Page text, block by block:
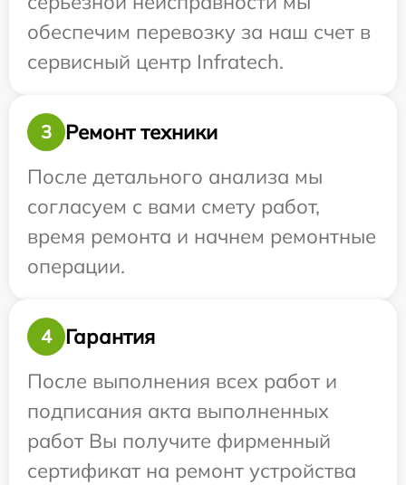
обеспечим перевозку за наш счет в
сервисный центр Infratech.
3
Ремонт техники
После детального анализа мы
согласуем с вами смету работ,
время ремонта и начнем ремонтные
операции.
4
Гарантия
После выполнения всех работ и
подписания акта выполненных
работ Вы получите фирменный
сертификат на ремонт устройства